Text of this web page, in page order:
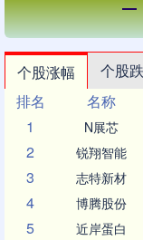
个股涨幅 个股
排名
名称
1
N展芯
2 锐翔智能
3 志特新材
4 博腾股份
5 近岸蛋白